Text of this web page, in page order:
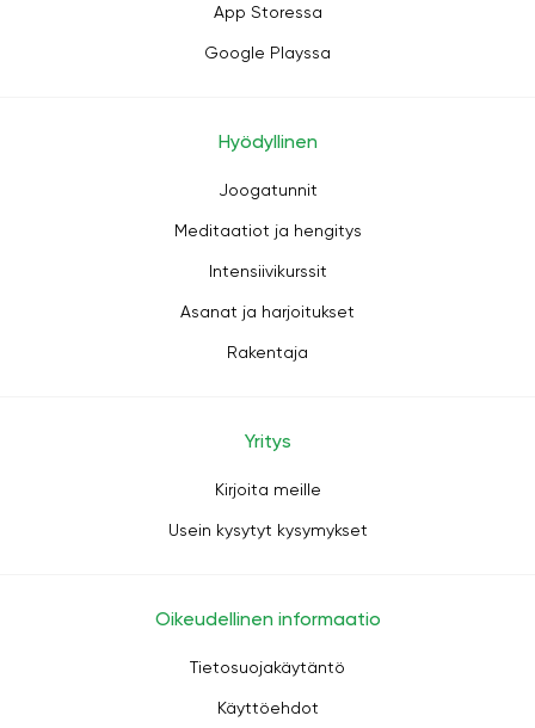
App Storessa
Google Playssa
Hyödyllinen
Joogatunnit
Meditaatiot ja hengitys
Intensiivikurssit
Asanat ja harjoitukset
Rakentaja
Yritys
Kirjoita meille
Usein kysytyt kysymykset
Oikeudellinen informaatio
Tietosuojakäytäntö
Käyttöehdot